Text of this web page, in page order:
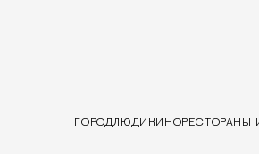
ГОРОДЛЮДИ КИНОРЕСТОРАНЫ